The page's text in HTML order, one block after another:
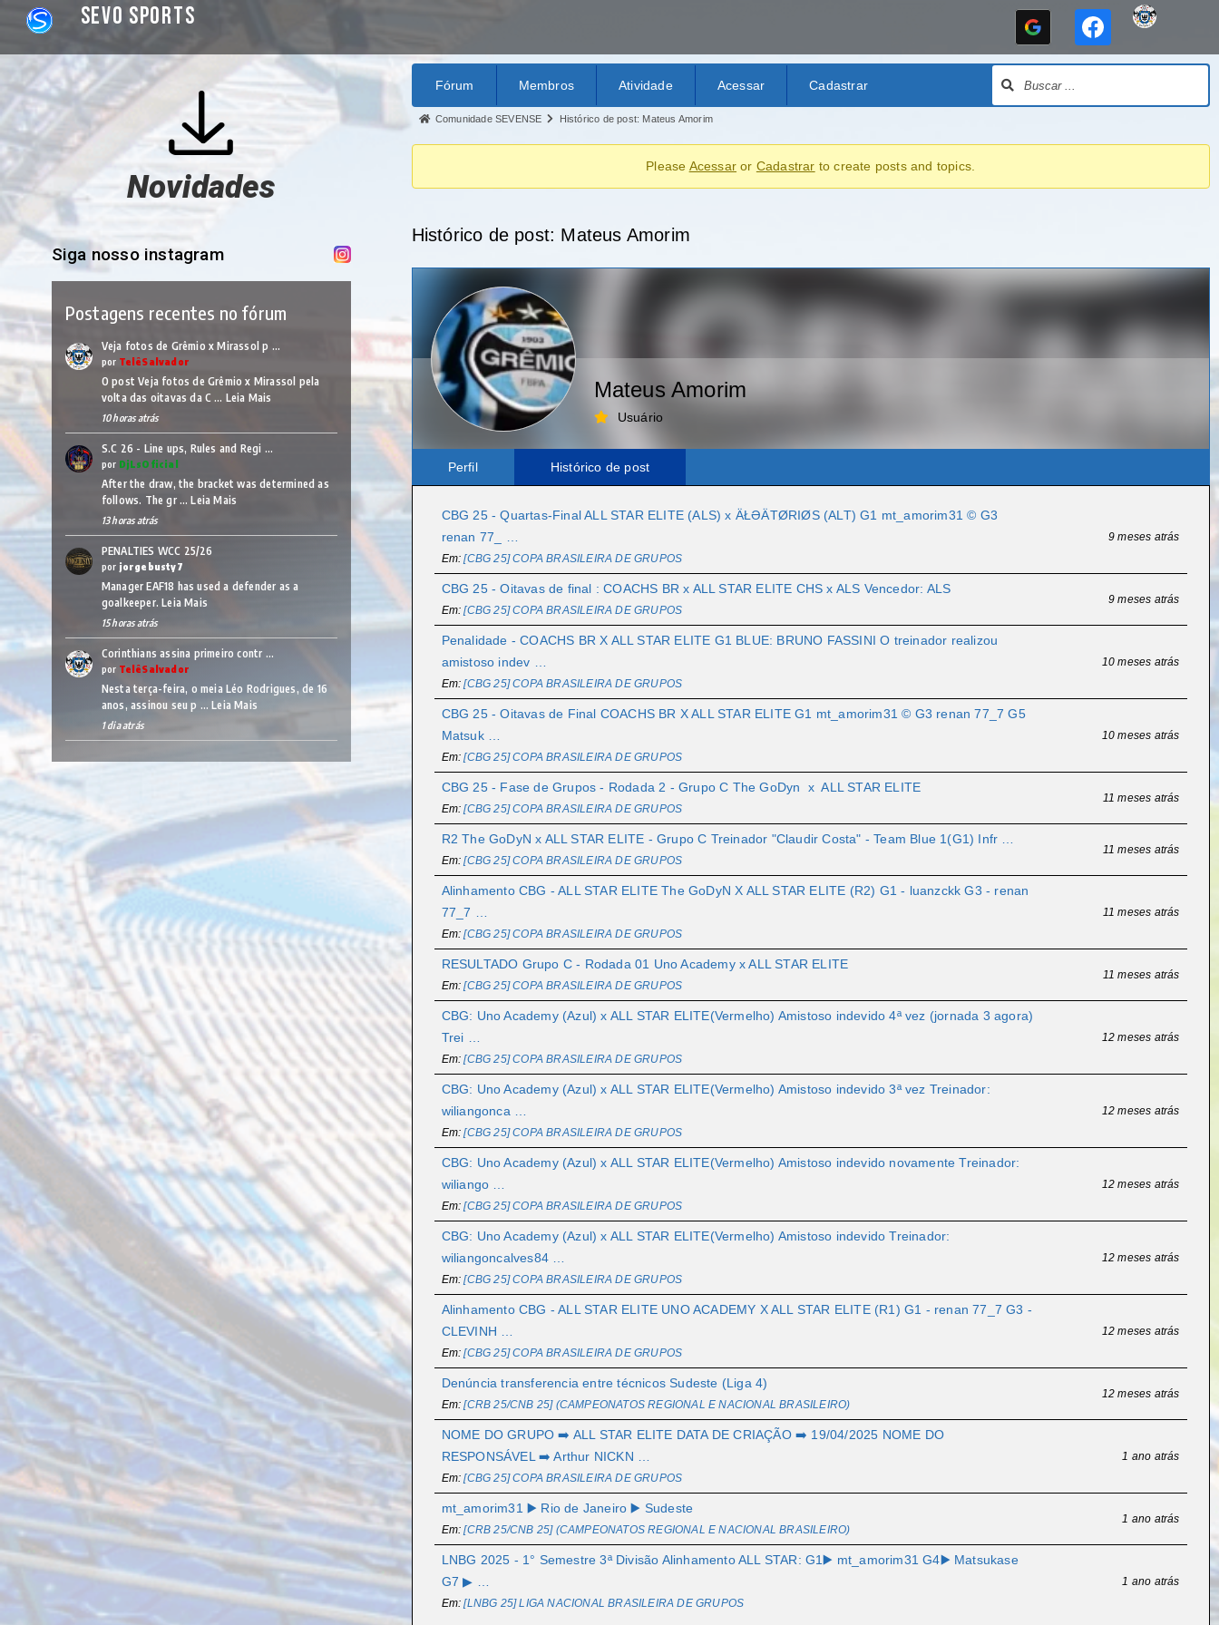
Sevo Sports
Novidades
Siga nosso instagram
Postagens recentes no fórum
Veja fotos de Grêmio x Mirassol p …
por TelêSalvador
O post Veja fotos de Grêmio x Mirassol pela
volta das oitavas da C … Leia Mais
10 horas atrás
S.C 26 - Line ups, Rules and Regi …
por DjLsOficial
After the draw, the bracket was determined as
follows. The gr …Leia Mais
13 horas atrás
PENALTIES WCC 25/26
por jorgebusty7
Manager EAF18 has used a defender as a
goalkeeper.Leia Mais
15 horas atrás
Corinthians assina primeiro contr …
por TelêSalvador
Nesta terça-feira, o meia Léo Rodrigues, de 16
anos, assinou seu p …Leia Mais
1 dia atrás
Fórum Membros Atividade Acessar Cadastrar
Comunidade SEVENSE Histórico de post: Mateus Amorim
Please Acessar or Cadastrar to create posts and topics.
Histórico de post: Mateus Amorim
Mateus Amorim
Usuário
Perfil Histórico de post
CBG 25 - Quartas-Final ALL STAR ELITE (ALS) x ÄŁƏÄTØRIØS (ALT) G1 mt_amorim31 ©️ G3
renan 77_ …
Em:[CBG 25] COPA BRASILEIRA DE GRUPOS
9 meses atrás
CBG 25 - Oitavas de final : COACHS BR x ALL STAR ELITE CHS x ALS Vencedor: ALS
Em:[CBG 25] COPA BRASILEIRA DE GRUPOS
9 meses atrás
Penalidade - COACHS BR X ALL STAR ELITE G1 BLUE: BRUNO FASSINI O treinador realizou
amistoso indev …
Em:[CBG 25] COPA BRASILEIRA DE GRUPOS
10 meses atrás
CBG 25 - Oitavas de Final COACHS BR X ALL STAR ELITE G1 mt_amorim31 ©️ G3 renan 77_7 G5
Matsuk …
Em:[CBG 25] COPA BRASILEIRA DE GRUPOS
10 meses atrás
CBG 25 - Fase de Grupos - Rodada 2 - Grupo C The GoDyn x ALL STAR ELITE
Em:[CBG 25] COPA BRASILEIRA DE GRUPOS
11 meses atrás
R2 The GoDyN x ALL STAR ELITE - Grupo C Treinador "Claudir Costa" - Team Blue 1(G1) Infr …
Em:[CBG 25] COPA BRASILEIRA DE GRUPOS
11 meses atrás
Alinhamento CBG - ALL STAR ELITE The GoDyN X ALL STAR ELITE (R2) G1 - luanzckk G3 - renan
77_7 …
Em:[CBG 25] COPA BRASILEIRA DE GRUPOS
11 meses atrás
RESULTADO Grupo C - Rodada 01 Uno Academy x ALL STAR ELITE
Em:[CBG 25] COPA BRASILEIRA DE GRUPOS
11 meses atrás
CBG: Uno Academy (Azul) x ALL STAR ELITE(Vermelho) Amistoso indevido 4ª vez (jornada 3 agora)
Trei …
Em:[CBG 25] COPA BRASILEIRA DE GRUPOS
12 meses atrás
CBG: Uno Academy (Azul) x ALL STAR ELITE(Vermelho) Amistoso indevido 3ª vez Treinador:
wiliangonca …
Em:[CBG 25] COPA BRASILEIRA DE GRUPOS
12 meses atrás
CBG: Uno Academy (Azul) x ALL STAR ELITE(Vermelho) Amistoso indevido novamente Treinador:
wiliango …
Em:[CBG 25] COPA BRASILEIRA DE GRUPOS
12 meses atrás
CBG: Uno Academy (Azul) x ALL STAR ELITE(Vermelho) Amistoso indevido Treinador:
wiliangoncalves84 …
Em:[CBG 25] COPA BRASILEIRA DE GRUPOS
12 meses atrás
Alinhamento CBG - ALL STAR ELITE UNO ACADEMY X ALL STAR ELITE (R1) G1 - renan 77_7 G3 -
CLEVINH …
Em:[CBG 25] COPA BRASILEIRA DE GRUPOS
12 meses atrás
Denúncia transferencia entre técnicos Sudeste (Liga 4)
Em:[CRB 25/CNB 25] (CAMPEONATOS REGIONAL E NACIONAL BRASILEIRO)
12 meses atrás
NOME DO GRUPO ➡️ ALL STAR ELITE DATA DE CRIAÇÃO ➡️ 19/04/2025 NOME DO
RESPONSÁVEL ➡️ Arthur NICKN …
Em:[CBG 25] COPA BRASILEIRA DE GRUPOS
1 ano atrás
mt_amorim31 ▶️ Rio de Janeiro ▶️ Sudeste
Em:[CRB 25/CNB 25] (CAMPEONATOS REGIONAL E NACIONAL BRASILEIRO)
1 ano atrás
LNBG 2025 - 1° Semestre 3ª Divisão Alinhamento ALL STAR: G1▶️ mt_amorim31 G4▶️ Matsukase
G7 ▶ …
Em:[LNBG 25] LIGA NACIONAL BRASILEIRA DE GRUPOS
1 ano atrás